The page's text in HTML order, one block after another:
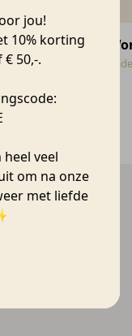
jou!
10% korting
50,-.
veel
om na onze
met liefde
🚚